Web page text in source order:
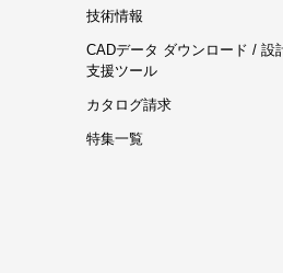
技術情報
CADデータ ダウンロード / 設
支援ツール
カタログ請求
特集一覧